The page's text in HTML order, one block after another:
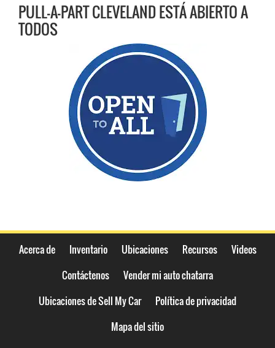
PULL-A-PART CLEVELAND ESTÁ ABIERTO A
TODOS
Acerca de Inventario Ubicaciones Recursos
Videos
Contáctenos
Vender mi auto chatarra
Ubicaciones de Sell My Car
Política de privacidad
Mapa del sitio